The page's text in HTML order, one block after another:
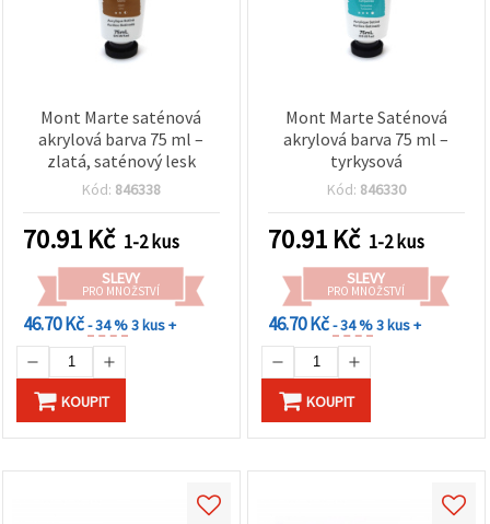
Mont Marte saténová
akrylová barva 75 ml –
zlatá, saténový lesk
Kód: 846338
70.91 Kč 1-2 kus
SLEVY
PRO MNOŽSTVÍ
46.70 Kč- 34 %3 kus +
KOUPIT
Mont Marte Saténová
akrylová barva 75 ml –
tyrkysová
Kód: 846330
70.91 Kč 1-2 kus
SLEVY
PRO MNOŽSTVÍ
46.70 Kč- 34 %3 kus +
KOUPIT